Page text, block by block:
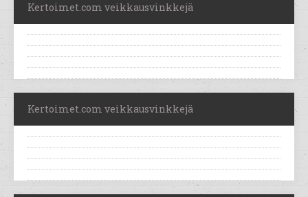
Kertoimet.com veikkausvinkkejä
Kertoimet.com veikkausvinkkejä